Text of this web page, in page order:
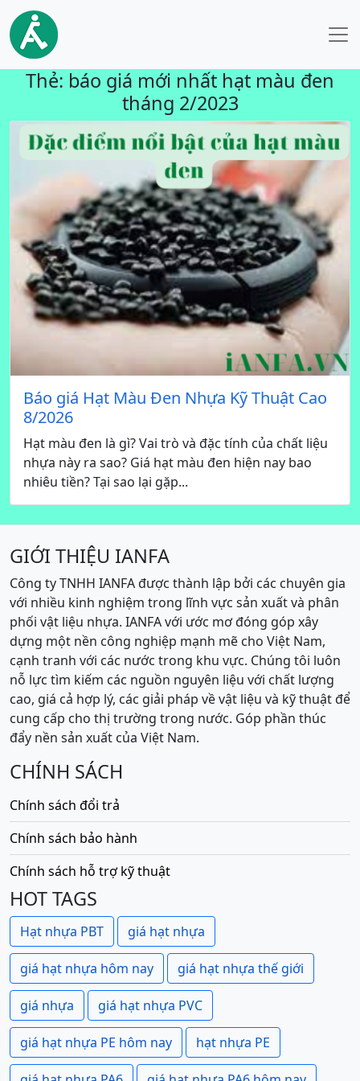
Thẻ: báo giá mới nhất hạt màu đen
tháng 2/2023
Báo giá Hạt Màu Đen Nhựa Kỹ Thuật Cao
8/2026
Hạt màu đen là gì? Vai trò và đặc tính của chất liệu
nhựa này ra sao? Giá hạt màu đen hiện nay bao
nhiêu tiền? Tại sao lại gặp...
GIỚI THIỆU IANFA
Công ty TNHH IANFA được thành lập bởi các chuyên gia
với nhiều kinh nghiệm trong lĩnh vực sản xuất và phân
phối vật liệu nhựa. IANFA với ước mơ đóng góp xây
dựng một nền công nghiệp mạnh mẽ cho Việt Nam,
cạnh tranh với các nước trong khu vực. Chúng tôi luôn
nỗ lực tìm kiếm các nguồn nguyên liệu với chất lượng
cao, giá cả hợp lý, các giải pháp về vật liệu và kỹ thuật để
cung cấp cho thị trường trong nước. Góp phần thúc
đẩy nền sản xuất của Việt Nam.
CHÍNH SÁCH
Chính sách đổi trả
Chính sách bảo hành
Chính sách hỗ trợ kỹ thuật
HOT TAGS
Hạt nhựa PBT giá hạt nhựa
giá hạt nhựa hôm nay giá hạt nhựa thế giới
giá nhựa giá hạt nhựa PVC
giá hạt nhựa PE hôm nay hạt nhựa PE